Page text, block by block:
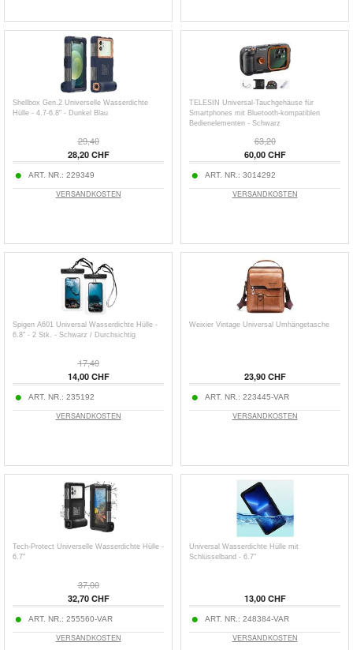
Shellbox Gen.2 Universelle Wasserdichte
Hülle - 4.7-6.8" - Dunkel Blau
29,40
28,20 CHF
ART. NR.: 229349
VERSANDKOSTEN
TELESIN Universal-Tauchgehäuse für
Smartphones mit Bluetooth-kompatiblen
Bedienelementen - Schwarz
63,20
60,00 CHF
ART. NR.: 3014292
VERSANDKOSTEN
Spigen A601 Universal Wasserdichte Hülle -
6.8" - 2 Stk. - Schwarz / Durchsichtig
17,40
14,00 CHF
ART. NR.: 235192
VERSANDKOSTEN
Weixier Vintage Universal Umhängetasche
23,90 CHF
ART. NR.: 223445-VAR
VERSANDKOSTEN
Tech-Protect Universelle Wasserdichte Hülle -
6.7"
37,00
32,70 CHF
ART. NR.: 255560-VAR
VERSANDKOSTEN
Universal Wasserdichte Hülle mit
Schlüsselband - 6.7"
13,00 CHF
ART. NR.: 248384-VAR
VERSANDKOSTEN